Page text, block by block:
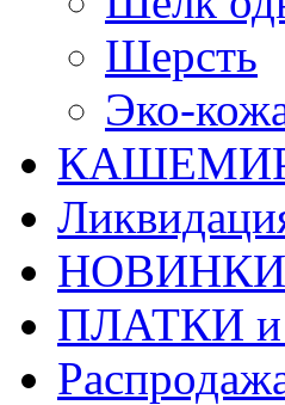
Шерсть
Эко-
НОВИНКИ
ПЛАТКИ